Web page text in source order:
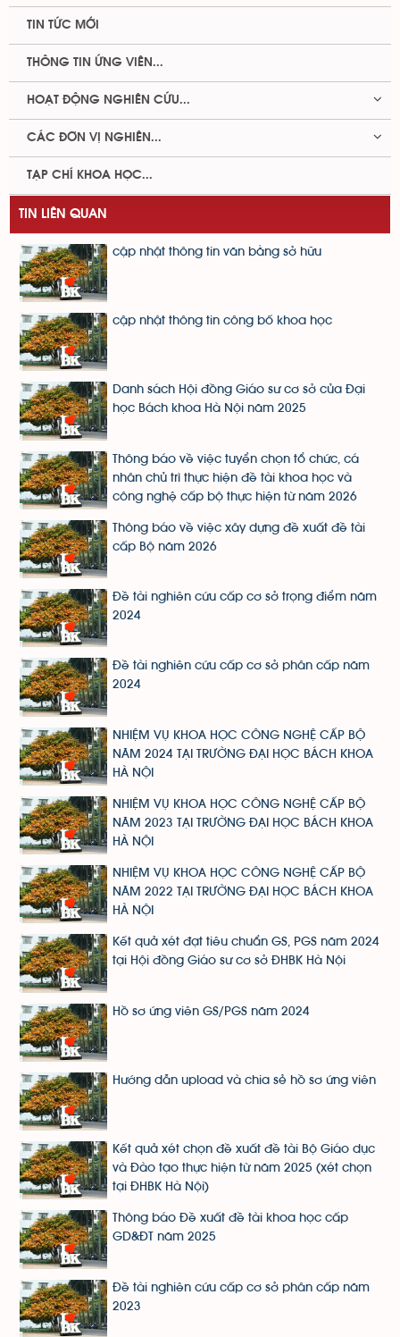
TIN TỨC MỚI
THÔNG TIN ỨNG VIÊN...
HOẠT ĐỘNG NGHIÊN CỨU...
CÁC ĐƠN VỊ NGHIÊN...
TẠP CHÍ KHOA HỌC...
TIN LIÊN QUAN
cập nhật thông tin văn bằng sở hữu
cập nhật thông tin công bố khoa học
Danh sách Hội đồng Giáo sư cơ sở của Đại
học Bách khoa Hà Nội năm 2025
Thông báo về việc tuyển chọn tổ chức, cá
nhân chủ trì thực hiện đề tài khoa học và
công nghệ cấp bộ thực hiện từ năm 2026
Thông báo về việc xây dựng đề xuất đề tài
cấp Bộ năm 2026
Đề tài nghiên cứu cấp cơ sở trọng điểm năm
2024
Đề tài nghiên cứu cấp cơ sở phân cấp năm
2024
NHIỆM VỤ KHOA HỌC CÔNG NGHỆ CẤP BỘ
NĂM 2024 TẠI TRƯỜNG ĐẠI HỌC BÁCH KHOA
HÀ NỘI
NHIỆM VỤ KHOA HỌC CÔNG NGHỆ CẤP BỘ
NĂM 2023 TẠI TRƯỜNG ĐẠI HỌC BÁCH KHOA
HÀ NỘI
NHIỆM VỤ KHOA HỌC CÔNG NGHỆ CẤP BỘ
NĂM 2022 TẠI TRƯỜNG ĐẠI HỌC BÁCH KHOA
HÀ NỘI
Kết quả xét đạt tiêu chuẩn GS, PGS năm 2024
tại Hội đồng Giáo sư cơ sở ĐHBK Hà Nội
Hồ sơ ứng viên GS/PGS năm 2024
Hướng dẫn upload và chia sẻ hồ sơ ứng viên
Kết quả xét chọn đề xuất đề tài Bộ Giáo dục
và Đào tạo thực hiện từ năm 2025 (xét chọn
tại ĐHBK Hà Nội)
Thông báo Đề xuất đề tài khoa học cấp
GD&ĐT năm 2025
Đề tài nghiên cứu cấp cơ sở phân cấp năm
2023